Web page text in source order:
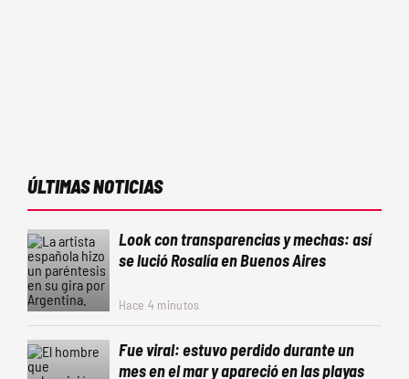
ÚLTIMAS NOTICIAS
Look con transparencias y mechas: así
se lució Rosalía en Buenos Aires
Hace 4 minutos
Fue viral: estuvo perdido durante un
mes en el mar y apareció en las playas